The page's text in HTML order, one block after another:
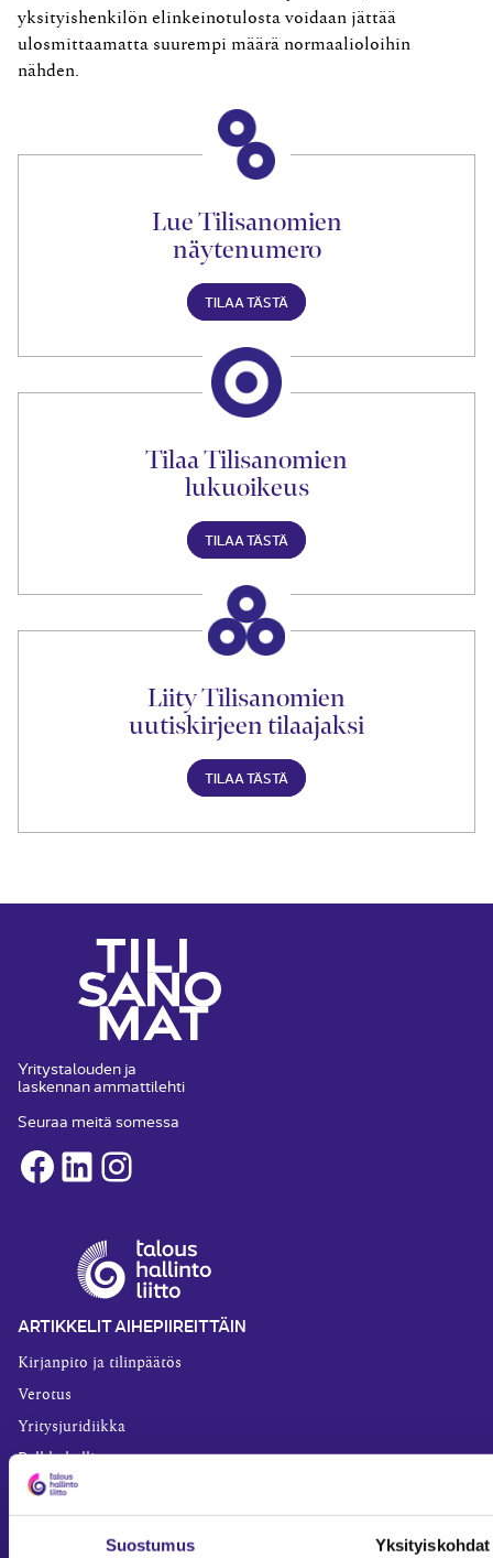
Suostumus Yksityiskohdat
yksityishenkilön elinkeinotulosta voidaan jättää
ulosmittaamatta suurempi määrä normaalioloihin
nähden.
Lue Tilisanomien
näytenumero
TILAA TÄSTÄ
Tilaa Tilisanomien
lukuoikeus
TILAA TÄSTÄ
Liity Tilisanomien
uutiskirjeen tilaajaksi
TILAA TÄSTÄ
Yritystalouden ja
laskennan ammattilehti
Seuraa meitä somessa
Facebook
LinkedInInstagram
ARTIKKELIT AIHEPIIREITTÄIN
Kirjanpito ja tilinpäätös
Verotus
Yritysjuridiikka
Palkkahallinto
Henkilöstöhallinto
Teknologia ja prosessit